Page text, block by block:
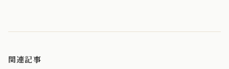
関連記事